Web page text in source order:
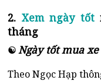
2. Xem ngày tốt
tháng
☯ Ngày tốt mua
Theo Ngọc Hạp